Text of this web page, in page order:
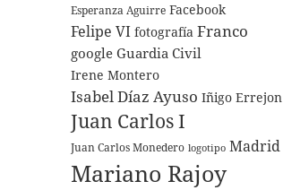
Esperanza Aguirre Facebook
Felipe VI fotografía Franco
google Guardia Civil
Irene Montero
Isabel Díaz Ayuso Iñigo Errejon
Juan Carlos I
Juan Carlos Monedero logotipo Madrid
Mariano Rajoy